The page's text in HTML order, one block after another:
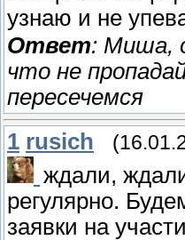
узнаю и не
Ответ: Миша,
что не
пересечемся
1 rusich
ждали,
регулярно.
заявки на